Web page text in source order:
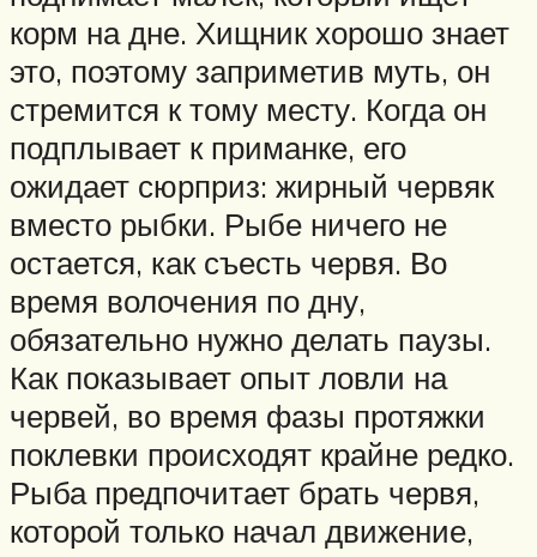
корм на дне. Хищник хорошо знает
это, поэтому заприметив муть, он
стремится к тому месту. Когда он
подплывает к приманке, его
ожидает сюрприз: жирный червяк
вместо рыбки. Рыбе ничего не
остается, как съесть червя. Во
время волочения по дну,
обязательно нужно делать паузы.
Как показывает опыт ловли на
червей, во время фазы протяжки
поклевки происходят крайне редко.
Рыба предпочитает брать червя,
которой только начал движение,